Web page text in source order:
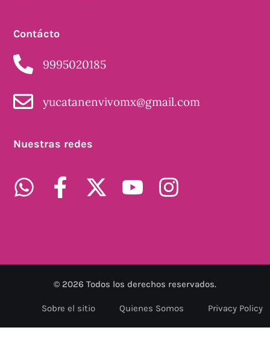
Contácto
9995020185
yucatanenvivomx@gmail.com
Nuestras redes
© 2026 Todos los derechos reservados.
Sobre el sitio Quienes Somos Privacy Policy